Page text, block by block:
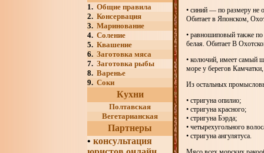
1. Общие правила
2. Консервация
3. Маринование
4. Соление
5. Квашение
6. Заготовка мяса
7. Заготовка рыбы
8. Варенье
9. Соки
Кухни
Полтавская
Вегетарианская
Партнеры
• консультация
• синий — по размеру не
Обитает в Японском,
• равношиповый также
белая. Обитает В
• колючий, имеет самый
море у берегов
Из остальных
• стригуна опилио;
• стригуна красного;
• стригуна Бэрда;
• четырехугольного
• стригуна ангулятуса.